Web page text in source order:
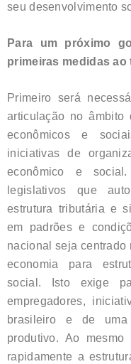
seu desenvolvimento
Para um próximo
primeiras medidas ao
Primeiro será
articulação no âmbito
econômicos e
iniciativas de
econômico e
legislativos que
estrutura tributária e
em padrões e
nacional seja centrado
economia para
social. Isto exige
empregadores,
brasileiro e de uma
produtivo. Ao
rapidamente a